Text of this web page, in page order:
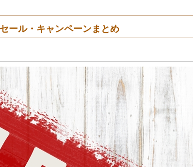
ール・キャンペーンまとめ